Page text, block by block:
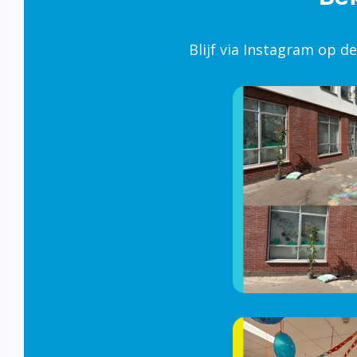
Blijf via Instagram op